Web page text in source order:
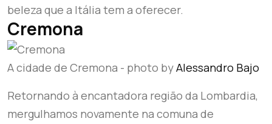
beleza que a Itália tem a oferecer.
Cremona
A cidade de Cremona - photo byAlessandro Bajo
Retornando à encantadora região da Lombardia,
mergulhamos novamente na comuna de